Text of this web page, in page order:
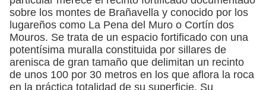
sobre los montes de Brañavella y conocido por los
lugareños como La Pena del Muro o Cortín dos
Mouros. Se trata de un espacio fortificado con una
potentísima muralla constituida por sillares de
arenisca de gran tamaño que delimitan un recinto
de unos 100 por 30 metros en los que aflora la roca
en la práctica totalidad de su superficie. Su